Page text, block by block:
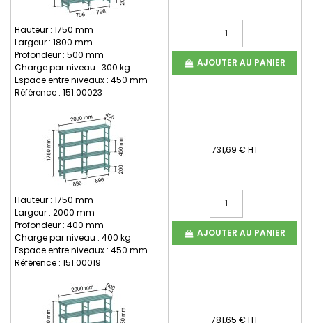
Hauteur : 1750 mm
Largeur : 1800 mm
Profondeur : 500 mm
Charge par niveau : 300 kg
Espace entre niveaux : 450 mm
Référence : 151.00023
AJOUTER AU PANIER
Hauteur : 1750 mm
Largeur : 2000 mm
Profondeur : 400 mm
Charge par niveau : 400 kg
Espace entre niveaux : 450 mm
Référence : 151.00019
731,69 € HT
AJOUTER AU PANIER
781,65 € HT